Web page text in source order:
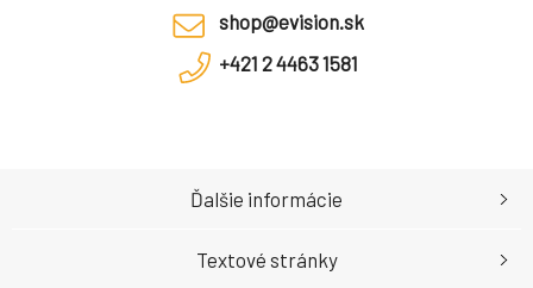
shop@evision.sk
+421 2 4463 1581
Ďalšie informácie
Textové stránky